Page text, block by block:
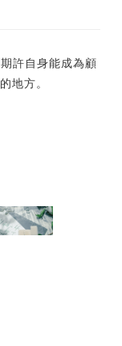
許自身能成為顧
地方。